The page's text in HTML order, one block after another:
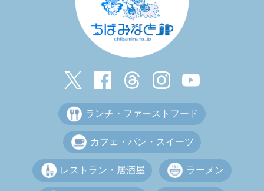
ランチ・ファーストフード
カフェ・パン・スイーツ
レストラン・居酒屋 ラーメン